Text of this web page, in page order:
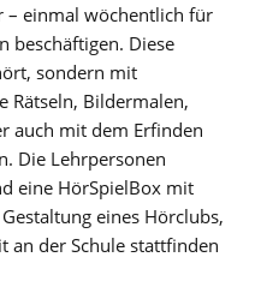
– einmal wöchentlich für
beschäftigen. Diese
sondern mit
Rätseln, Bildermalen,
auch mit dem Erfinden
Die Lehrpersonen
eine HörSpielBox mit
eines Hörclubs,
an der Schule stattfinden